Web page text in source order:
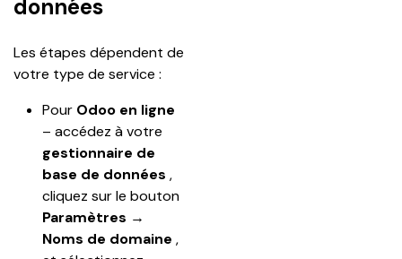
données
Les étapes dépendent de
votre type de service :
Pour Odoo en ligne
– accédez à votre
gestionnaire de
base de données ,
cliquez sur le bouton
Paramètres →
Noms de domaine ,